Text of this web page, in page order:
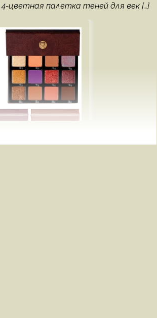
цветная палетка теней для век […]